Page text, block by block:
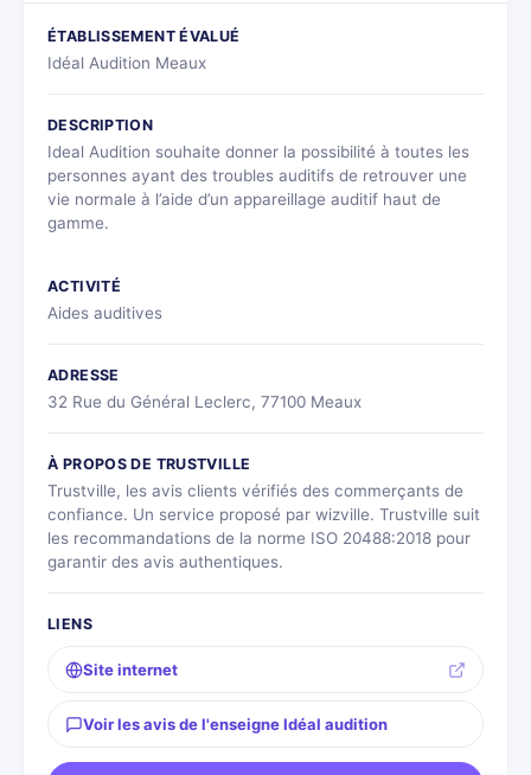
ÉTABLISSEMENT ÉVALUÉ
Idéal Audition Meaux
DESCRIPTION
Ideal Audition souhaite donner la possibilité à toutes les
personnes ayant des troubles auditifs de retrouver une
vie normale à l’aide d’un appareillage auditif haut de
gamme.
ACTIVITÉ
Aides auditives
ADRESSE
32 Rue du Général Leclerc, 77100 Meaux
À PROPOS DE TRUSTVILLE
Trustville, les avis clients vérifiés des commerçants de
confiance. Un service proposé par wizville. Trustville suit
les recommandations de la norme ISO 20488:2018 pour
garantir des avis authentiques.
LIENS
Site internet
Voir les avis de l'enseigne Idéal audition